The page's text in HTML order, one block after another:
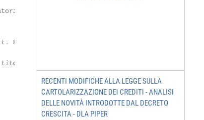
di cui
13
13
ed 88 del
14
titoli
14
RECENTI MODIFICHE ALLA LEGGE SULLA
CARTOLARIZZAZIONE DEI CREDITI - ANALISI
DELLE NOVITÀ INTRODOTTE DAL DECRETO
CRESCITA - DLA PIPER